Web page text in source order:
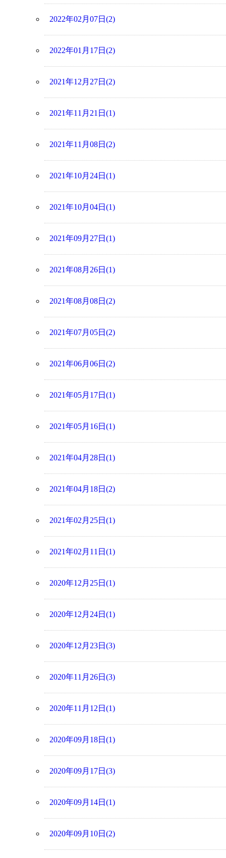
2022年02月07日(2)
2022年01月17日(2)
2021年12月27日(2)
2021年11月21日(1)
2021年11月08日(2)
2021年10月24日(1)
2021年10月04日(1)
2021年09月27日(1)
2021年08月26日(1)
2021年08月08日(2)
2021年07月05日(2)
2021年06月06日(2)
2021年05月17日(1)
2021年05月16日(1)
2021年04月28日(1)
2021年04月18日(2)
2021年02月25日(1)
2021年02月11日(1)
2020年12月25日(1)
2020年12月24日(1)
2020年12月23日(3)
2020年11月26日(3)
2020年11月12日(1)
2020年09月18日(1)
2020年09月17日(3)
2020年09月14日(1)
2020年09月10日(2)